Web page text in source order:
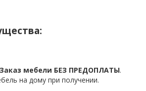
мебели БЕЗ ПРЕДОПЛАТЫ.
на дому при получении.